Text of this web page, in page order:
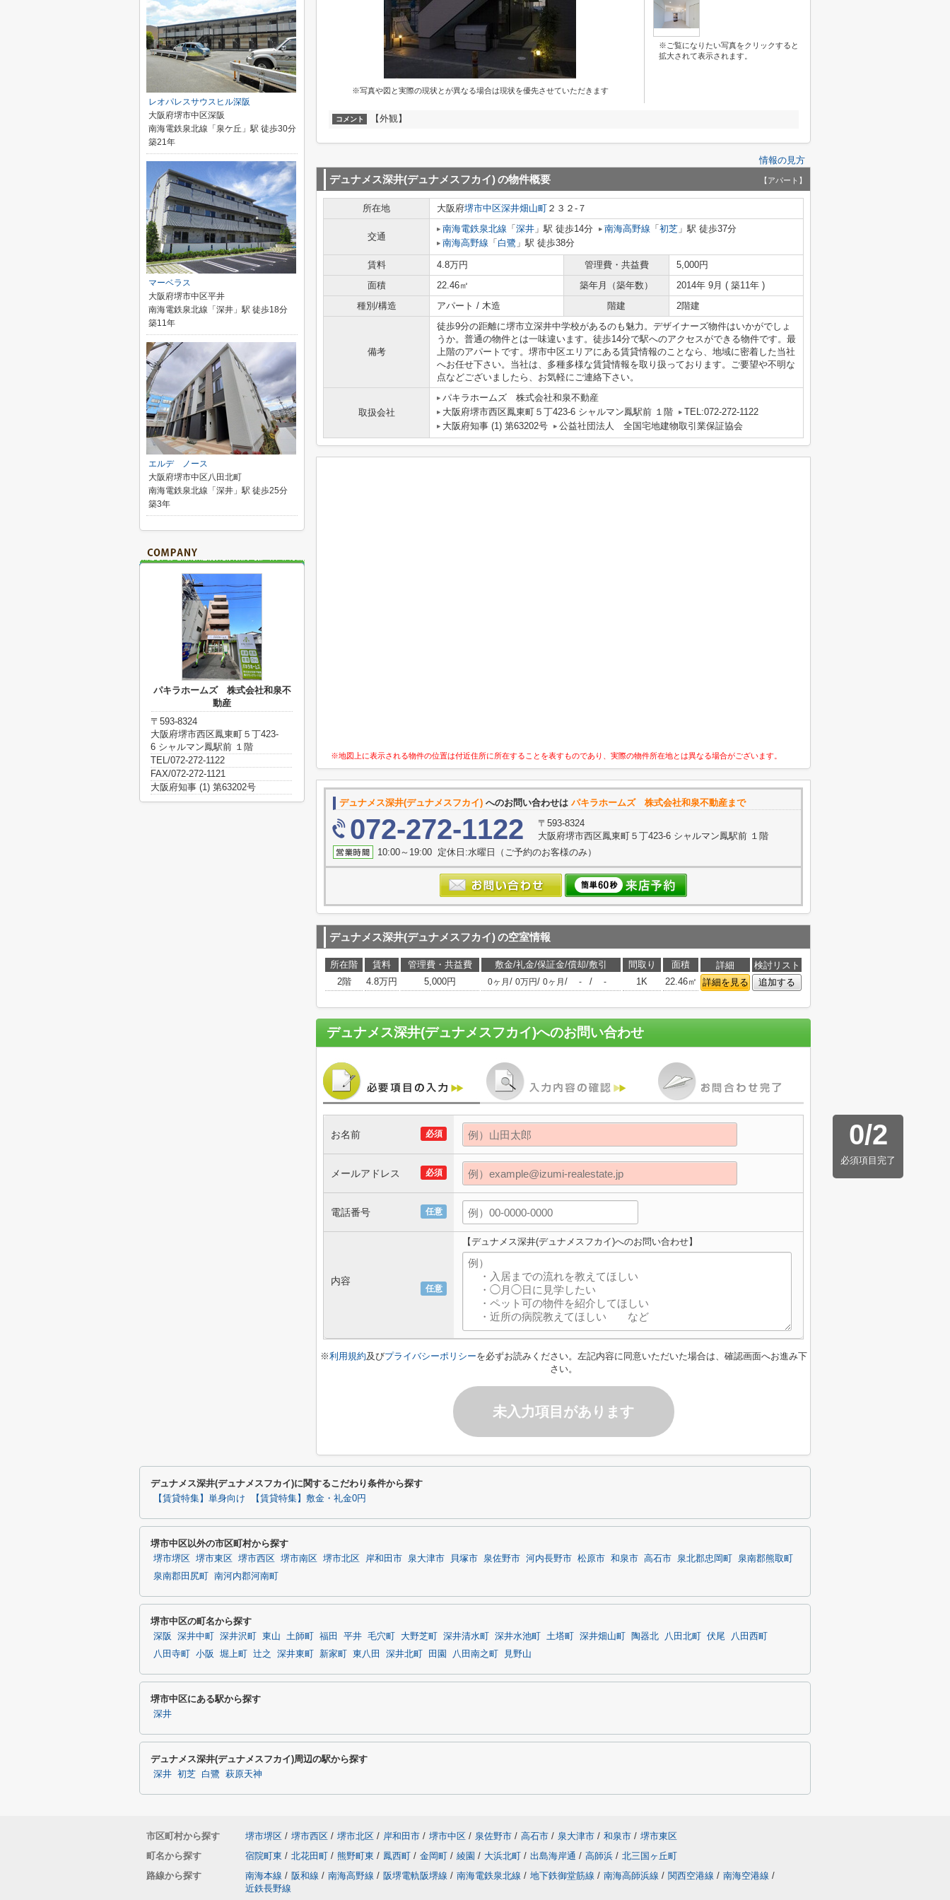
※写真や図と実際の現状とが異なる場合は現状を優先させていただきます
※ご覧になりたい写真をクリックすると
拡大されて表示されます。
コメント 【外観】
情報の見方
デュナメス深井(デュナメスフカイ)の物件概要 【アパート】
所在地 大阪府堺市中区深井畑山町 ２３２-７
交通
南海電鉄泉北線 「 深井 」駅 徒歩14分 南海高野線 「 初芝 」駅 徒歩37分
南海高野線 「 白鷺 」駅 徒歩38分
賃料 4.8万円 管理費・共益費
5,000円
面積
22.46㎡ 築年月（築年数）
2014年 9月 ( 築11年 )
種別/構造
アパート / 木造 階建 2階建
備考
徒歩9分の距離に堺市立深井中学校があるのも魅力。デザイナーズ物件はいかがでしょ
うか。普通の物件とは一味違います。徒歩14分で駅へのアクセスができる物件です。最
上階のアパートです。堺市中区エリアにある賃貸情報のことなら、地域に密着した当社
へお任せ下さい。当社は、多種多様な賃貸情報を取り扱っております。ご要望や不明な
点などございましたら、お気軽にご連絡下さい。
取扱会社
パキラホームズ 株式会社和泉不動産
大阪府堺市西区鳳東町５丁423-6 シャルマン鳳駅前 １階
TEL:072-272-1122
大阪府知事 (1) 第63202号
公益社団法人 全国宅地建物取引業保証協会
※地図上に表示される物件の位置は付近住所に所在することを表すものであり、実際の物件所在地とは異なる場合がございます。
デュナメス深井(デュナメスフカイ) へのお問い合わせは パキラホームズ 株式会社和泉不動産まで
072-272-1122
〒593-8324
大阪府堺市西区鳳東町５丁423-6 シャルマン鳳駅前 １階
10:00～19:00 定休日:水曜日（ご予約のお客様のみ）
デュナメス深井(デュナメスフカイ)の空室情報
所在階 賃料 管理費・共益費 敷金/礼金/保証金/償却/敷引 間取り 面積 詳細
検討リスト
2階
4.8万円 5,000円 0ヶ月 / 0万円/ 0ヶ月 / - / - 1K 22.46㎡ 詳細を見る 追加する
デュナメス深井(デュナメスフカイ)へのお問い合わせ
0/2
必須項目完了
必須
お名前
必須
メールアドレス
任意
電話番号
任意
内容
【デュナメス深井(デュナメスフカイ)へのお問い合わせ】
※利用規約及びプライバシーポリシーを必ずお読みください。左記内容に同意いただいた場合は、確認画面へお進み下
さい。
未入力項目があります
レオパレスサウスヒル深阪
大阪府堺市中区深阪
南海電鉄泉北線「泉ケ丘」駅 徒歩30分
築21年
マーベラス
大阪府堺市中区平井
南海電鉄泉北線「深井」駅 徒歩18分
築11年
エルデ ノース
大阪府堺市中区八田北町
南海電鉄泉北線「深井」駅 徒歩25分
築3年
パキラホームズ 株式会社和泉不
動産
〒593-8324
大阪府堺市西区鳳東町５丁423-
6 シャルマン鳳駅前 １階
TEL/072-272-1122
FAX/072-272-1121
大阪府知事 (1) 第63202号
デュナメス深井(デュナメスフカイ)に関するこだわり条件から探す
【賃貸特集】単身向け 【賃貸特集】敷金・礼金0円
堺市中区以外の市区町村から探す
堺市堺区 堺市東区 堺市西区 堺市南区 堺市北区 岸和田市 泉大津市 貝塚市 泉佐野市 河内長野市 松原市 和泉市 高石市 泉北郡忠岡町
泉南郡熊取町
泉南郡田尻町
南河内郡河南町
堺市中区の町名から探す
深阪 深井中町 深井沢町 東山 土師町 福田 平井 毛穴町 大野芝町 深井清水町 深井水池町 土塔町 深井畑山町 陶器北 八田北町 伏尾
八田西町
八田寺町
小阪 堀上町 辻之 深井東町 新家町 東八田 深井北町 田園 八田南之町 見野山
堺市中区にある駅から探す
深井
デュナメス深井(デュナメスフカイ)周辺の駅から探す
深井 初芝 白鷺 萩原天神
市区町村から探す 堺市堺区 / 堺市西区 / 堺市北区 / 岸和田市 / 堺市中区 / 泉佐野市 / 高石市 / 泉大津市 / 和泉市 / 堺市東区
町名から探す
宿院町東 / 北花田町 / 熊野町東 / 鳳西町 / 金岡町 / 綾園 / 大浜北町 / 出島海岸通 / 高師浜 / 北三国ヶ丘町
路線から探す
南海本線 / 阪和線 / 南海高野線 / 阪堺電軌阪堺線 / 南海電鉄泉北線 / 地下鉄御堂筋線 / 南海高師浜線 / 関西空港線 / 南海空港線 /
近鉄長野線